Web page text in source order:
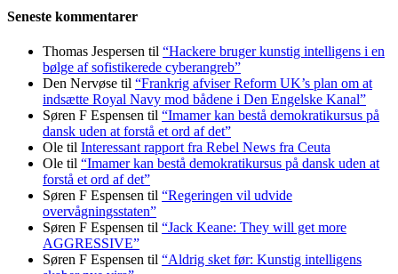
Seneste kommentarer
Thomas Jespersen til “Hackere bruger kunstig intelligens i en
bølge af sofistikerede cyberangreb”
Den Nervøse til “Frankrig afviser Reform UK’s plan om at
indsætte Royal Navy mod bådene i Den Engelske Kanal”
Søren F Espensen til “Imamer kan bestå demokratikursus på
dansk uden at forstå et ord af det”
Ole til Interessant rapport fra Rebel News fra Ceuta
Ole til “Imamer kan bestå demokratikursus på dansk uden at
forstå et ord af det”
Søren F Espensen til “Regeringen vil udvide
overvågningsstaten”
Søren F Espensen til “Jack Keane: They will get more
AGGRESSIVE”
Søren F Espensen til “Aldrig sket før: Kunstig intelligens